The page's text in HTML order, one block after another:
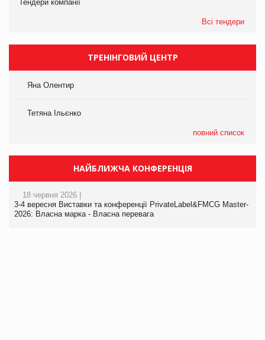
Тендери компанії
Всі тендери
ТРЕНІНГОВИЙ ЦЕНТР
Яна Олентир
Тетяна Ільєнко
повний список
НАЙБЛИЖЧА КОНФЕРЕНЦІЯ
18 червня 2026 |
3-4 вересня Виставки та конференції PrivateLabel&FMCG Master-
2026: Власна марка - Власна перевага